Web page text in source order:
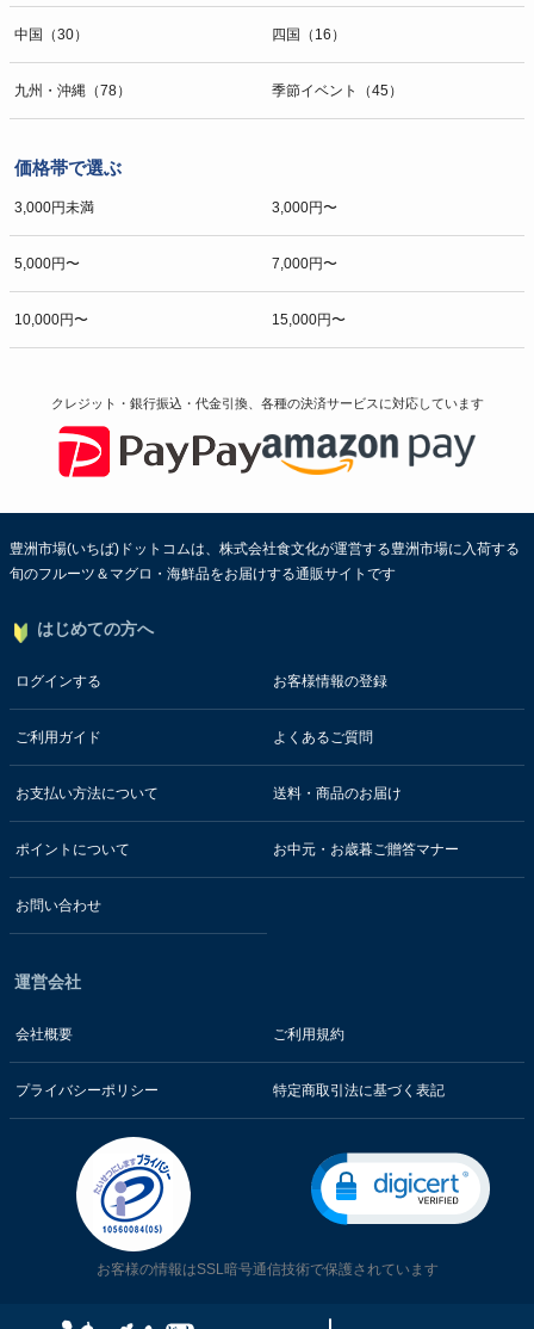
中国（30） 四国（16）
九州・沖縄（78） 季節イベント（45）
価格帯で選ぶ
3,000円未満 3,000円〜
5,000円〜 7,000円〜
10,000円〜 15,000円〜
クレジット・銀行振込・代金引換、各種の決済サービスに対応しています
豊洲市場(いちば)ドットコムは、株式会社食文化が運営する豊洲市場に入荷する
旬のフルーツ＆マグロ・海鮮品をお届けする通販サイトです
はじめての方へ
ログインする お客様情報の登録
ご利用ガイド よくあるご質問
お支払い方法について 送料・商品のお届け
ポイントについて お中元・お歳暮ご贈答マナー
お問い合わせ
運営会社
会社概要 ご利用規約
プライバシーポリシー 特定商取引法に基づく表記
お客様の情報はSSL暗号通信技術で保護されています